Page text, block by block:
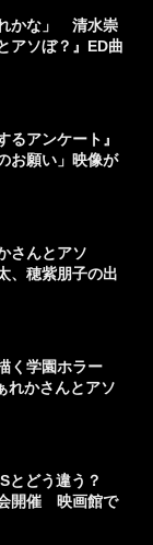
かな」 清水崇
アソぼ？』ED曲
アンケート』
お願い」映像が
さんとアソ
、穂紫朋子の出
く学園ホラー
れかさんとアソ
とどう違う？
開催 映画館で